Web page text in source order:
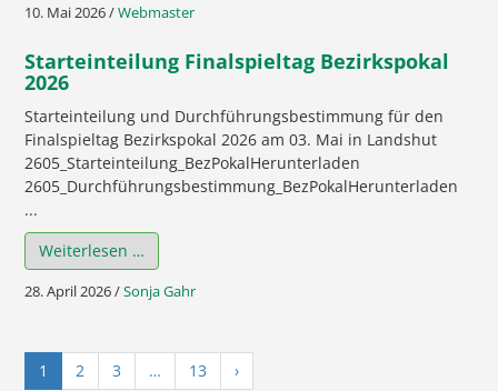
10. Mai 2026/Webmaster
Starteinteilung Finalspieltag Bezirkspokal
2026
Starteinteilung und Durchführungsbestimmung für den
Finalspieltag Bezirkspokal 2026 am 03. Mai in Landshut
2605_Starteinteilung_BezPokalHerunterladen
2605_Durchführungsbestimmung_BezPokalHerunterladen
...
Weiterlesen …
28. April 2026/Sonja Gahr
1 2 3 … 13 ›